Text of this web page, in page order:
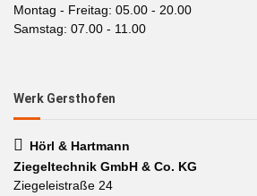
Montag - Freitag: 05.00 - 20.00
Samstag: 07.00 - 11.00
Werk Gersthofen
Hörl & Hartmann
Ziegeltechnik GmbH & Co. KG
Ziegeleistraße 24